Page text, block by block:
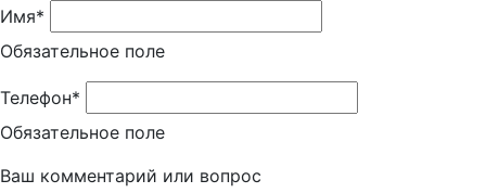
Имя*
Обязательное поле
Телефон*
Обязательное поле
Ваш комментарий или вопрос